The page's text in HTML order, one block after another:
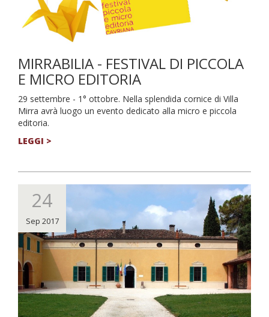
MIRRABILIA - FESTIVAL DI PICCOLA
E MICRO EDITORIA
29 settembre - 1° ottobre. Nella splendida cornice di Villa
Mirra avrà luogo un evento dedicato alla micro e piccola
editoria.
LEGGI >
24
Sep 2017